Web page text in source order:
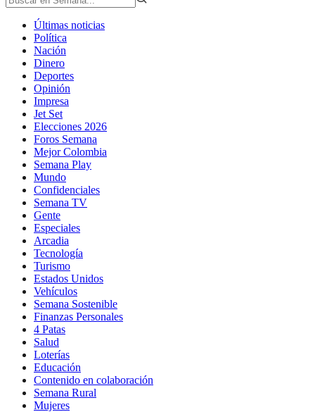
Últimas noticias
Política
Nación
Dinero
Deportes
Opinión
Impresa
Jet Set
Elecciones 2026
Foros Semana
Mejor Colombia
Semana Play
Mundo
Confidenciales
Semana TV
Gente
Especiales
Arcadia
Tecnología
Turismo
Estados Unidos
Vehículos
Semana Sostenible
Finanzas Personales
4 Patas
Salud
Loterías
Educación
Contenido en colaboración
Semana Rural
Mujeres